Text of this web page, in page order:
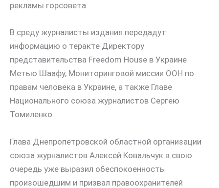
рекламы горсовета.
В среду журналисты издания передадут
информацию о теракте Директору
представительства Freedom House в Украине
Метью Шаафу, Мониторинговой миссии ООН по
правам человека в Украине, а также Главе
Национального союза журналистов Сергею
Томиленко.
Глава Днепропетровской областной организации
союза журналистов Алексей Ковальчук в свою
очередь уже выразил обеспокоенность
произошедшим и призвал правоохранителей